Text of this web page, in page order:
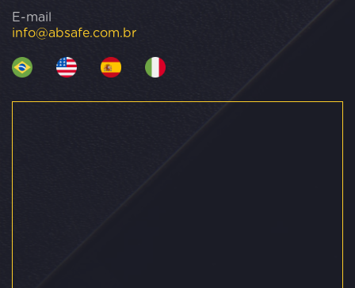
E-mail
info@absafe.com.br